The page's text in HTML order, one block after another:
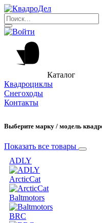
Каталог
Квадроциклы
Снегоходы
Контакты
Выберите марку / модель
Показать все товары
ADLY
ArcticCat
Baltmotors
BRC